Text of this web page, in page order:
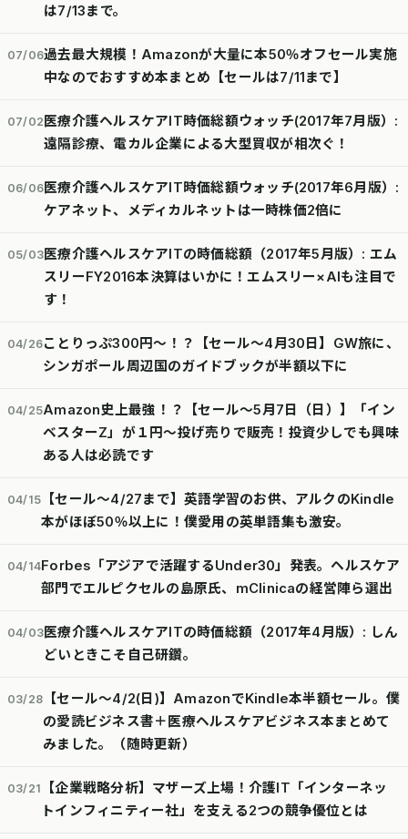
は7/13まで。
07/06過去最大規模！Amazonが大量に本50％オフセール実施
中なのでおすすめ本まとめ【セールは7/11まで】
07/02医療介護ヘルスケアIT時価総額ウォッチ(2017年7月版）:
遠隔診療、電カル企業による大型買収が相次ぐ！
06/06医療介護ヘルスケアIT時価総額ウォッチ(2017年6月版）:
ケアネット、メディカルネットは一時株価2倍に
05/03医療介護ヘルスケアITの時価総額（2017年5月版）: エム
スリーFY2016本決算はいかに！エムスリー×AIも注目で
す！
04/26ことりっぷ300円～！？【セール～4月30日】GW旅に、
シンガポール周辺国のガイドブックが半額以下に
04/25Amazon史上最強！？【セール～5月7日（日）】「イン
ベスターZ」が１円～投げ売りで販売！投資少しでも興味
ある人は必読です
04/15
【セール～4/27まで】英語学習のお供、アルクのKindle
本がほぼ50％以上に！僕愛用の英単語集も激安。
04/14Forbes「アジアで活躍するUnder30」発表。ヘルスケア
部門でエルピクセルの島原氏、mClinicaの経営陣ら選出
04/03医療介護ヘルスケアITの時価総額（2017年4月版）: しん
どいときこそ自己研鑽。
03/28
【セール～4/2(日)】AmazonでKindle本半額セール。僕
の愛読ビジネス書＋医療ヘルスケアビジネス本まとめて
みました。（随時更新）
03/21
【企業戦略分析】マザーズ上場！介護IT「インターネッ
トインフィニティー社」を支える2つの競争優位とは